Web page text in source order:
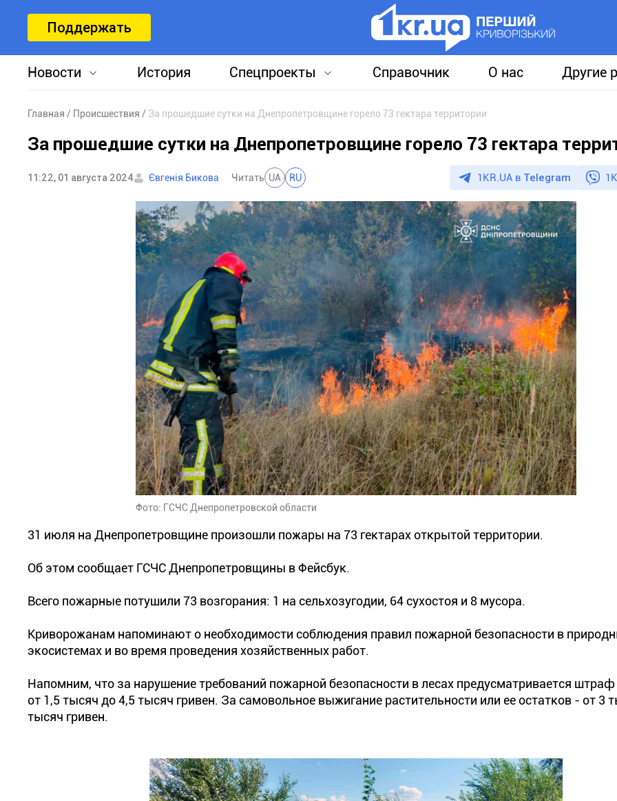
Поддержать
Новости История Спецпроекты Справочник О нас Другие
Главная Происшествия За прошедшие сутки на Днепропетровщине горело 73 гектара территории
За прошедшие сутки на Днепропетровщине горело 73 гектара
11:22, 01 августа 2024 Євгенія Бикова Читать UA RU 1KR.UA в Telegram
Фото: ГСЧС Днепропетровской области
31 июля на Днепропетровщине произошли пожары на 73 гектарах открытой территории.
Об этом сообщает ГСЧС Днепропетровщины в Фейсбук.
Всего пожарные потушили 73 возгорания: 1 на сельхозугодии, 64 сухостоя и 8 мусора.
Криворожанам напоминают о необходимости соблюдения правил пожарной безопасности в
экосистемах и во время проведения хозяйственных работ.
Напомним, что за нарушение требований пожарной безопасности в лесах предусматривается
от 1,5 тысяч до 4,5 тысяч гривен. За самовольное выжигание растительности или ее остатков - от 3
тысяч гривен.